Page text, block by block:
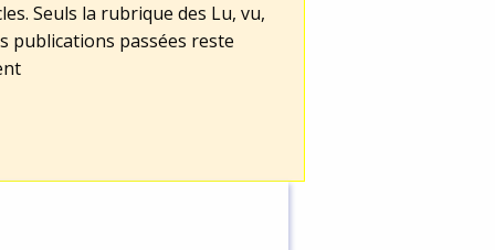
Seuls la rubrique des Lu, vu,
publications passées reste